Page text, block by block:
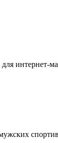
интернет-